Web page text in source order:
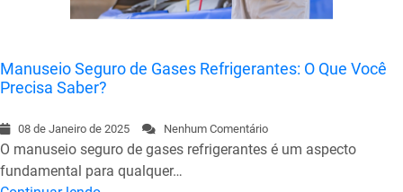
Manuseio Seguro de Gases Refrigerantes: O Que Você
Precisa Saber?
08 de Janeiro de 2025 Nenhum Comentário
O manuseio seguro de gases refrigerantes é um aspecto
fundamental para qualquer…